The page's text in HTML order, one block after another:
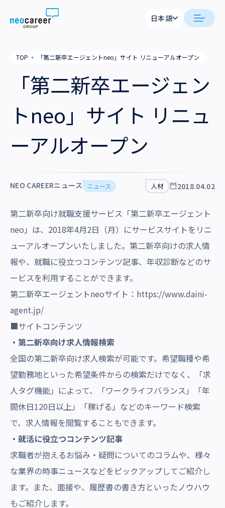
Skip to content
日本語
代表メッセージ
事業内容
採用支援
業務支援
企業情報
拠点一覧
沿革・受賞歴
ニュース
日本語
TOP ▪ 「第二新卒エージェントneo」サイト リニューアルオープン
「第二新卒エージェン
トneo」サイト リニュ
ーアルオープン
NEO CAREERニュース ニュース 人材 2018.04.02
第二新卒向け就職支援サービス「第二新卒エージェント
neo」は、2018年4月2日（月）にサービスサイトをリニ
ューアルオープンいたしました。第二新卒向けの求人情
報や、就職に役立つコンテンツ記事、年収診断などのサ
ービスを利用することができます。
第二新卒エージェントneoサイト： https://www.daini-
agent.jp/
■サイトコンテンツ
・第二新卒向け求人情報検索
全国の第二新卒向け求人検索が可能です。希望職種や希
望勤務地といった希望条件からの検索だけでなく、「求
人タグ機能」によって、「ワークライフバランス」「年
間休日120日以上」「稼げる」などのキーワード検索
で、求人情報を閲覧することもできます。
・就活に役立つコンテンツ記事
求職者が抱えるお悩み・疑問についてのコラムや、様々
な業界の時事ニュースなどをピックアップしてご紹介し
ます。また、面接や、履歴書の書き方といったノウハウ
もご紹介します。